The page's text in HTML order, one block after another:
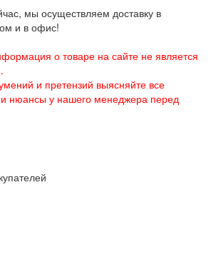
мы осуществляем доставку в
и в офис!
о товаре на сайте не является
и претензий выясняйте все
нюансы у нашего менеджера перед